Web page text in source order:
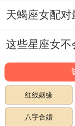
概！记的随身
走，用语音
值五位数！
同事群里上
红线姻缘
八字合婚